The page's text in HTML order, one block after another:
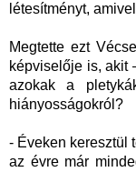
létesítményt,
Megtette ezt
képviselője is, akit
azokak a
hiányosságokról?
- Éveken keresztül
az évre már